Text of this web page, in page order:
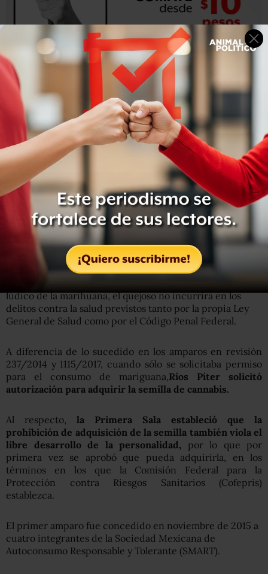
#ULTIMAHORAPor 3a vez la Suprema Corte (
declara inconstitucional la prohibición administrativa del
uso de la #Marihuanaen México, con 4 votos a favor del
proyecto de@JRCossio
y 1 en contra del ministro Pardo.
Sentencia aquí:
https://t.co/PCWuAIvEQb
#TocaRegular
pic.twitter.com/Yp0NicSTRz
— Mexico Unido (@MUCD) June 13, 2018
En uncomunicado
, la SCJN aclaró que al declararse la
inconstitucionalidad de las disposiciones de la Ley
General de Salud antes señaladas, y recibir el recurrente
una autorización por parte de la Secretaría de Salud para
realizar todas las actividades necesarias para el uso
lúdico de la marihuana, el quejoso no incurrirá en los
delitos contra la salud previstos tanto por la propia Ley
General de Salud como por el Código Penal Federal.
A diferencia de lo sucedido en los amparos en revisión
237/2014 y 1115/2017, cuando sólo se solicitaba permiso
para el consumo de mariguana, Ríos Píter solicitó
autorización para adquirir la semilla de cannabis.
Al respecto, la Primera Sala estableció que la
prohibición de adquisición de la semilla también viola el
libre desarrollo de la personalidad, por lo que por
primera vez se aprobó que pueda adquirirla, en los
términos en los que la Comisión Federal para la
Protección contra Riesgos Sanitarios (Cofepris)
establezca.
El primer amparo fue concedido en noviembre de 2015 a
cuatro integrantes de la Sociedad Mexicana de
Autoconsumo Responsable y Tolerante (SMART).